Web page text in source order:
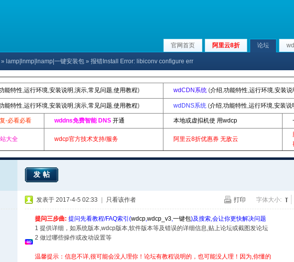
官网首页 阿里云8折 论坛
» lamp|lnmp|lnamp|一键安装包 » 报错Install Error: libiconv configure err
能特性,运行环境,安装说明 ,演示,常见问题,使用教程) wdCDN系统 (介绍,功能特性,运行环境,安装说
能特性,运行环境,安装说明 ,演示,常见问题,使用教程) wdDNS系统 (介绍,功能特性,运行环境,安装说
-必看必看 wddns免费智能 DNS 开通 本地或虚拟机使 用wdcp
大全 wdcp官方技术支持/服务 阿里云8折优惠券 无敌云
发帖
打印 字体大小:
发表于 2017-4-5 02:33 只看该作者
提问三步曲: 提问先看教程/FAQ索引(wdcp,wdcp_v3,一键包)及搜索,会让你更快解决问题
1 提供详细，如系统版本,wdcp版本,软件版本等及错误的详细信息,贴上论坛或截图发论坛
2 做过哪些操作或改动设置等
温馨提示：信息不详,很可能会没人理你！论坛有教程说明的，也可能没人理！因为,你懂的